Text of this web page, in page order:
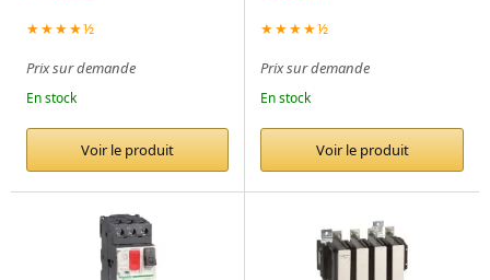
★★★★½
Prix sur demande
En stock
Voir le produit
★★★★½
Prix sur demande
En stock
Voir le produit